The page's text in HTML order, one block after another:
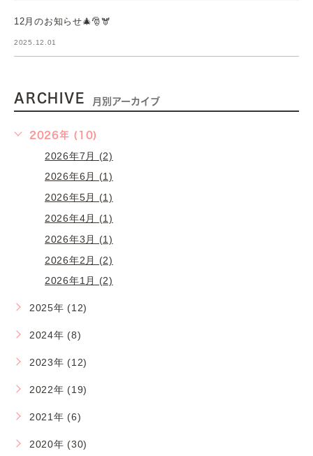
12月のお知らせ🎄🎅🫎
2025.12.01
ARCHIVE 月別アーカイブ
2026年 (10)
2026年7月 (2)
2026年6月 (1)
2026年5月 (1)
2026年4月 (1)
2026年3月 (1)
2026年2月 (2)
2026年1月 (2)
2025年 (12)
2024年 (8)
2023年 (12)
2022年 (19)
2021年 (6)
2020年 (30)